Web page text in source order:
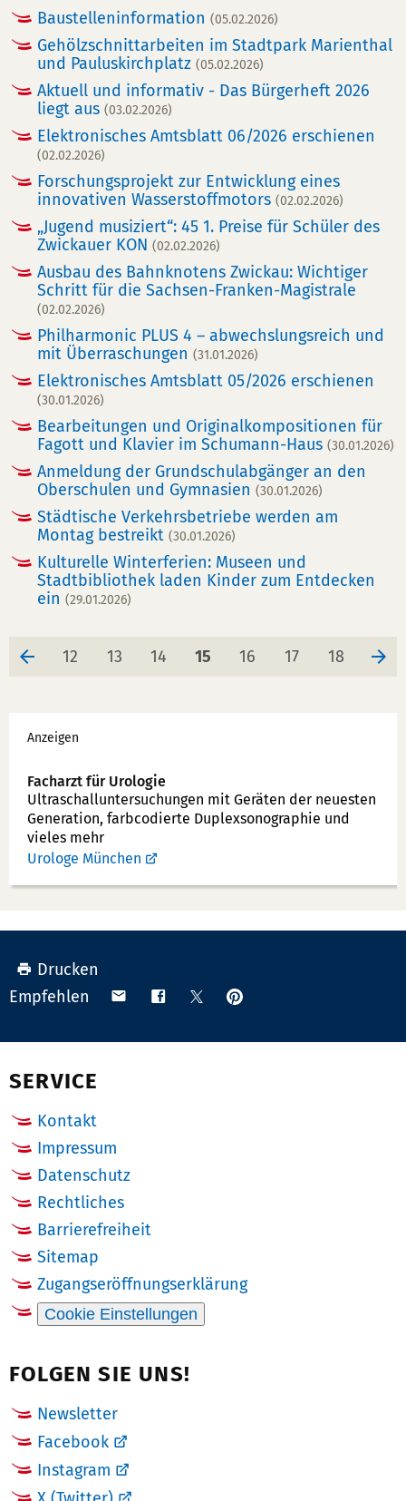
Baustelleninformation (05.02.2026)
Gehölzschnittarbeiten im Stadtpark Marienthal
und Pauluskirchplatz (05.02.2026)
Aktuell und informativ - Das Bürgerheft 2026
liegt aus (03.02.2026)
Elektronisches Amtsblatt 06/2026 erschienen
(02.02.2026)
Forschungsprojekt zur Entwicklung eines
innovativen Wasserstoffmotors (02.02.2026)
„Jugend musiziert“: 45 1. Preise für Schüler des
Zwickauer KON (02.02.2026)
Ausbau des Bahnknotens Zwickau: Wichtiger
Schritt für die Sachsen-Franken-Magistrale
(02.02.2026)
Philharmonic PLUS 4 – abwechslungsreich und
mit Überraschungen (31.01.2026)
Elektronisches Amtsblatt 05/2026 erschienen
(30.01.2026)
Bearbeitungen und Originalkompositionen für
Fagott und Klavier im Schumann-Haus (30.01.2026)
Anmeldung der Grundschulabgänger an den
Oberschulen und Gymnasien (30.01.2026)
Städtische Verkehrsbetriebe werden am
Montag bestreikt (30.01.2026)
Kulturelle Winterferien: Museen und
Stadtbibliothek laden Kinder zum Entdecken
ein (29.01.2026)
Seite
12 Seite
13 Seite
14 Seite
15 Seite
16 Seite
17 Seite
18
Werbung
Anzeigen
Facharzt für Urologie
Ultraschallunter­suchungen mit Geräten der neuesten
Generation, farbcodierte Duplex­sonographie und
vieles mehr
Urologe München
Drucken
Empfehlen
Teilen Teilen TeilenAnpinnen
SERVICE
Kontakt
Impressum
Datenschutz
Rechtliches
Barrierefreiheit
Sitemap
Zugangseröffnungserklärung
Cookie Einstellungen
FOLGEN SIE UNS!
Newsletter
Facebook
Instagram